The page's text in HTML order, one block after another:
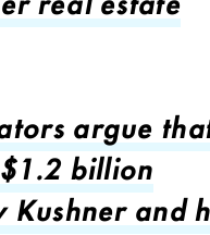
real estate
argue
billion
Kushner and